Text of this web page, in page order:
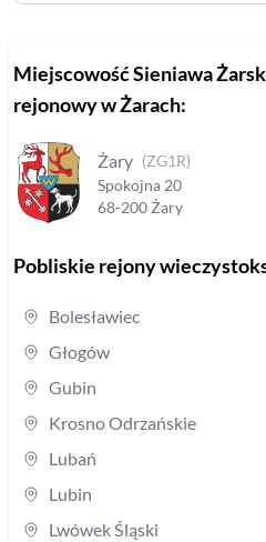
MiejscowośćSieniawa
rejonowyw Żarach:
Żary (ZG1R)
Spokojna 20
68-200 Żary
Pobliskie rejony
Bolesławiec
Głogów
Gubin
Krosno Odrzańskie
Lubań
Lubin
Lwówek Śląski